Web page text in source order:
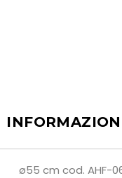
ø55 cm cod. AHF-